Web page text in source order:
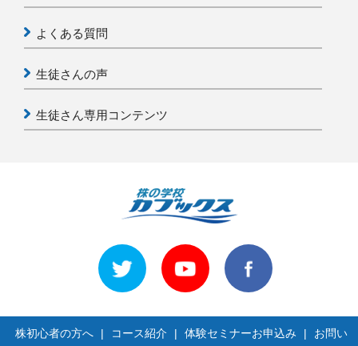
よくある質問
生徒さんの声
生徒さん専用コンテンツ
株初心者の方へ | コース紹介 | 体験セミナーお申込み |
お問い